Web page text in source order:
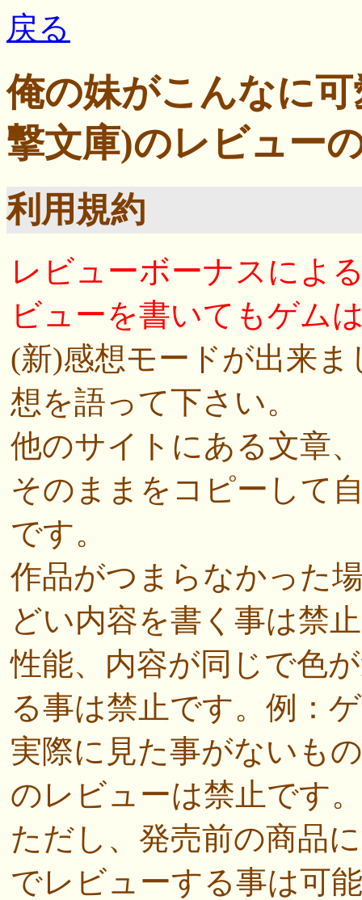
戻る
俺の妹がこんなに
撃文庫)のレビュー
利用規約
レビューボーナスによ
ビューを書いてもゲム
(新)感想モードが出来
想を語って下さい。
他のサイトにある文章
そのままをコピーして
です。
作品がつまらなかった
どい内容を書く事は禁
性能、内容が同じで色
る事は禁止です。例：
実際に見た事がないも
のレビューは禁止です。
ただし、発売前の商品
でレビューする事は可